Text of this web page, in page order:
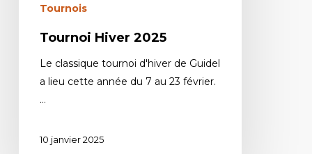
Tournois
Tournoi Hiver 2025
Le classique tournoi d'hiver de Guidel
a lieu cette année du 7 au 23 février.
…
10 janvier 2025